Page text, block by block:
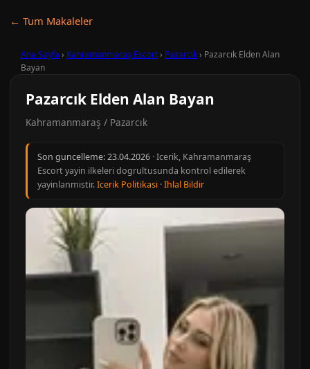
← Tum Makaleler
Ana Sayfa › Kahramanmaraş Escort› Pazarcık› Pazarcık Elden Alan
Bayan
Pazarcık Elden Alan Bayan
Kahramanmaraş / Pazarcık
Son guncelleme:23.04.2026 · Icerik, Kahramanmaraş
Escort yayin ilkeleri dogrultusunda kontrol edilerek
yayinlanmistir.Icerik Politikasi ·Ihlal Bildir